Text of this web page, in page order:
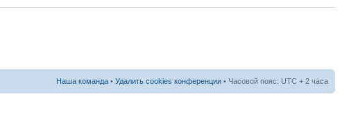
Наша команда • Удалить cookies конференции • Часовой пояс: UTC + 2 часа